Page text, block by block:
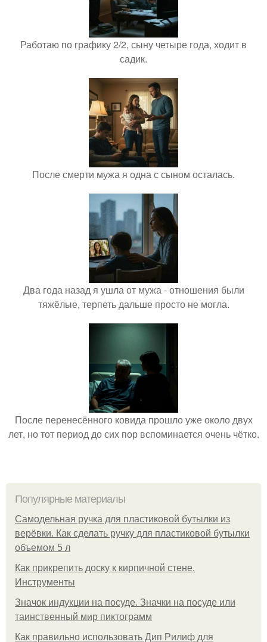
Работаю по графику 2/2, сыну четыре года, ходит в
садик.
После смерти мужа я одна с сыном осталась.
Два года назад я ушла от мужа - отношения были
тяжёлые, терпеть дальше просто не могла.
После перенесённого ковида прошло уже около двух
лет, но тот период до сих пор вспоминается очень чётко.
Популярные материалы
Самодельная ручка для пластиковой бутылки из
верёвки. Как сделать ручку для пластиковой бутылки
объемом 5 л
Как прикрепить доску к кирпичной стене.
Инструменты
Значок индукции на посуде. Значки на посуде или
таинственный мир пиктограмм
Как правильно использовать Дип Рилиф для